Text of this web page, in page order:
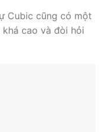
Cubic cũng có một
cao và đòi hỏi